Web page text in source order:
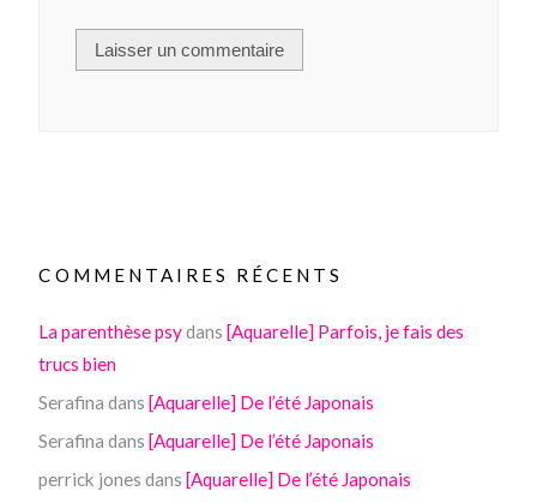
COMMENTAIRES RÉCENTS
La parenthèse psydans[Aquarelle] Parfois, je fais des
trucs bien
Serafina dans[Aquarelle] De l’été Japonais
Serafina dans[Aquarelle] De l’été Japonais
perrick jones dans[Aquarelle] De l’été Japonais